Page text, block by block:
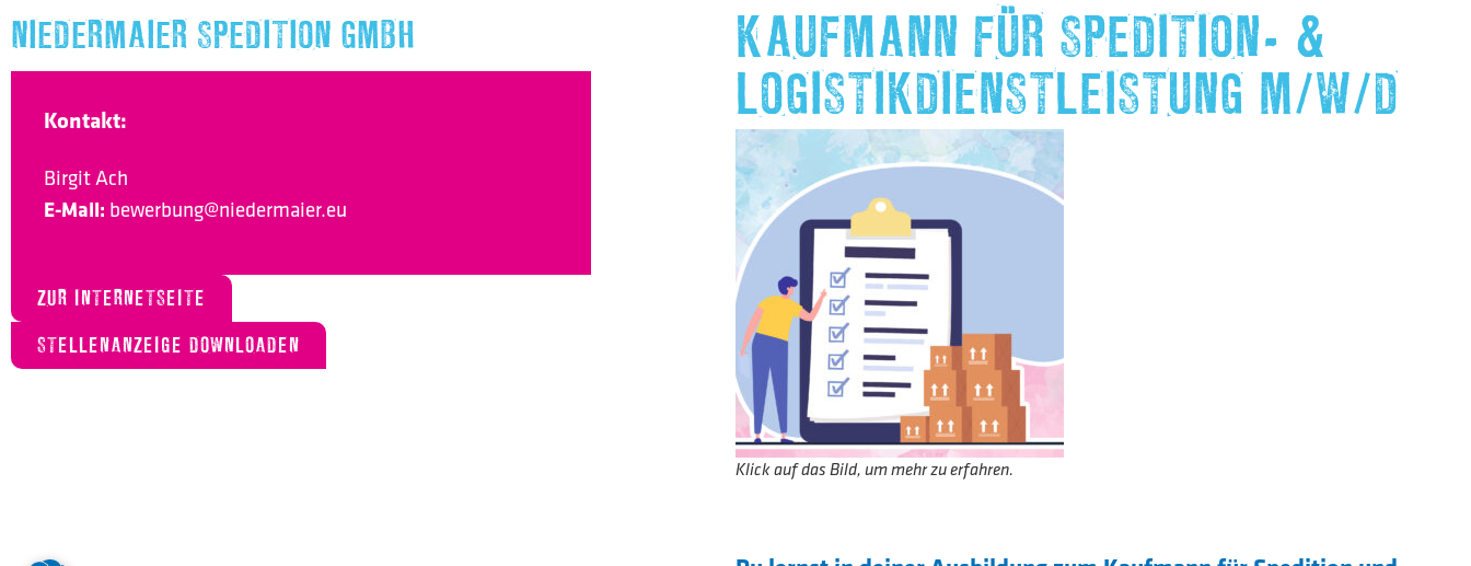
NIEDERMAIER SPEDITION GMBH
Kontakt:
Birgit Ach
E-Mail: bewerbung@niedermaier.eu
ZUR INTERNETSEITE
STELLENANZEIGE DOWNLOADEN
KAUFMANN FÜR SPEDITION- &
LOGISTIKDIENSTLEISTUNG M/W/D
Klick auf das Bild, um mehr zu erfahren.